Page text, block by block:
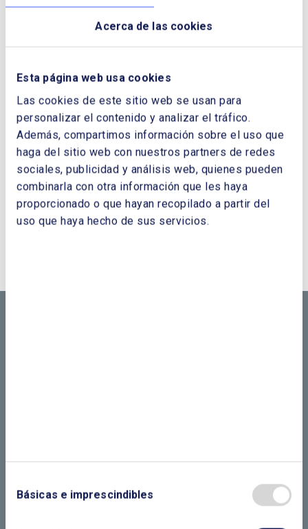
Acerca de las cookies
Esta página web usa cookies
Las cookies de este sitio web se usan para
personalizar el contenido y analizar el tráfico.
Además, compartimos información sobre el uso que
haga del sitio web con nuestros partners de redes
sociales, publicidad y análisis web, quienes pueden
combinarla con otra información que les haya
proporcionado o que hayan recopilado a partir del
uso que haya hecho de sus servicios.
Básicas e imprescindibles
¿QUIERES PONERTE EN CONTACTO CON